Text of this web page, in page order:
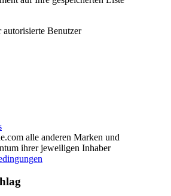
Benutzer
alle anderen Marken und
ihrer jeweiligen Inhaber